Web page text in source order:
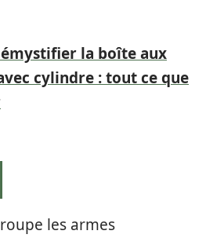
la boîte aux
cylindre : tout ce que
les armes